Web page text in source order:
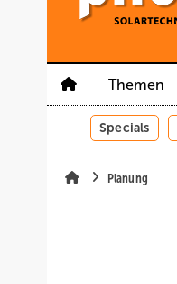
Themen
Specials
Planung